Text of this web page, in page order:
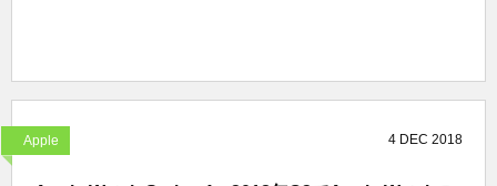
Apple 4 DEC 2018